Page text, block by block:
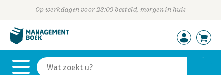
Op werkdagen voor 23:00 besteld, morgen in huis